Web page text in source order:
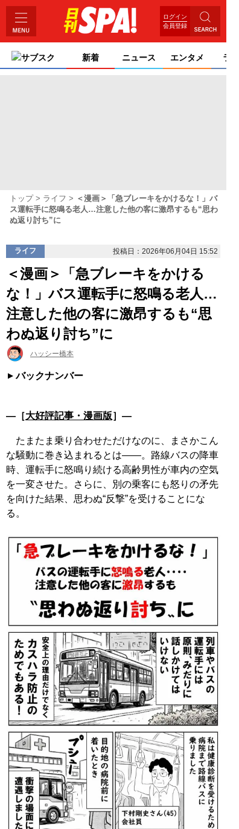
ログイン
会員登録
サブスク 新着 ニュース エンタメ ライ
トップ ライフ
＜漫画＞「急ブレーキをかけるな！」バ
ス運転手に怒鳴る老人…注意した他の客に激昂するも“思わ
ぬ返り討ち”に
ライフ 投稿日：2026年06月04日 15:52
＜漫画＞「急ブレーキをかける
な！」バス運転手に怒鳴る老人…
注意した他の客に激昂するも“思
わぬ返り討ち”に
ハッシー橋本
バックナンバー
―［大好評記事・漫画版］―
たまたま乗り合わせただけなのに、まさかこん
な騒動に巻き込まれるとは——。路線バスの降車
時、運転手に怒鳴り続ける高齢男性が車内の空気
を一変させた。さらに、別の乗客にも怒りの矛先
を向けた結果、思わぬ“反撃”を受けることにな
る。